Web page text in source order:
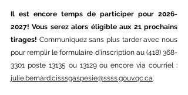
Il est encore temps de participer pour 2026-
2027! Vous serez alors éligible aux 21 prochains
tirages! Communiquez sans plus tarder avec nous
pour remplir le formulaire d’inscription au (418) 368-
julie.bernard.cisssgaspesie@ssss.gouv.qc.ca.